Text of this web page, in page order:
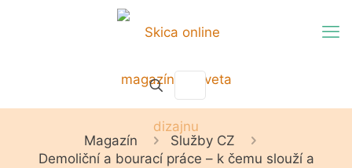
Magazín
Služby CZ
Demoliční a bourací práce – k čemu slouží a